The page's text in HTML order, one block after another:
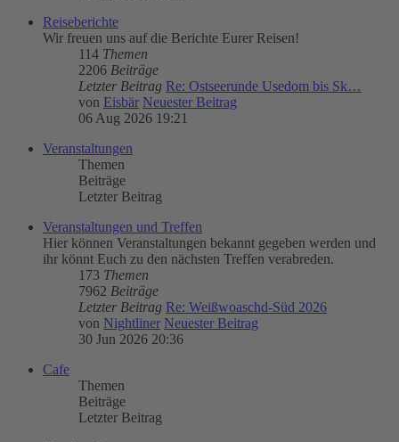
Reiseberichte
Wir freuen uns auf die Berichte Eurer Reisen!
114 Themen
2206 Beiträge
Letzter Beitrag Re: Ostseerunde Usedom bis Sk…
von Eisbär Neuester Beitrag
06 Aug 2026 19:21
Veranstaltungen
Themen
Beiträge
Letzter Beitrag
Veranstaltungen und Treffen
Hier können Veranstaltungen bekannt gegeben werden und
ihr könnt Euch zu den nächsten Treffen verabreden.
173 Themen
7962 Beiträge
Letzter Beitrag Re: Weißwoaschd-Süd 2026
von Nightliner Neuester Beitrag
30 Jun 2026 20:36
Cafe
Themen
Beiträge
Letzter Beitrag